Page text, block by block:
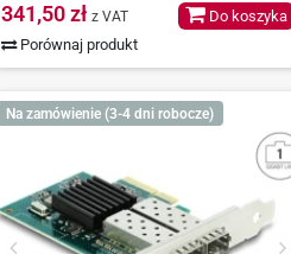
341,50 zł z VAT
Porównaj produkt
Do koszyka
Na zamówienie (3-4 dni robocze)